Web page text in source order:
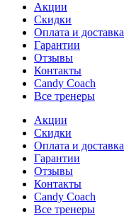
Акции
Скидки
Оплата и доставка
Гарантии
Отзывы
Контакты
Candy Coach
Все тренеры
Акции
Скидки
Оплата и доставка
Гарантии
Отзывы
Контакты
Candy Coach
Все тренеры